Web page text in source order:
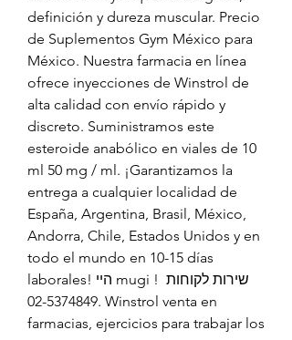
definición y dureza muscular. Precio
de Suplementos Gym México para
México. Nuestra farmacia en línea
ofrece inyecciones de Winstrol de
alta calidad con envío rápido y
discreto. Suministramos este
esteroide anabólico en viales de 10
ml 50 mg / ml. ¡Garantizamos la
entrega a cualquier localidad de
España, Argentina, Brasil, México,
Andorra, Chile, Estados Unidos y en
todo el mundo en 10-15 días
laborales! היי mugi ! שירות לקוחות
02-5374849. Winstrol venta en
farmacias, ejercicios para trabajar los